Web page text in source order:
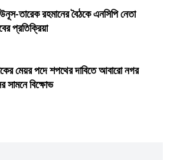
তারেক রহমানের বৈঠকে এনসিপি নেতা
প্রতিক্রিয়া
মেয়র পদে শপথের দাবিতে আবারো নগর
সামনে বিক্ষোভ